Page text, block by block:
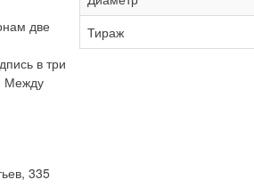
две
в три
Между
335
Тираж